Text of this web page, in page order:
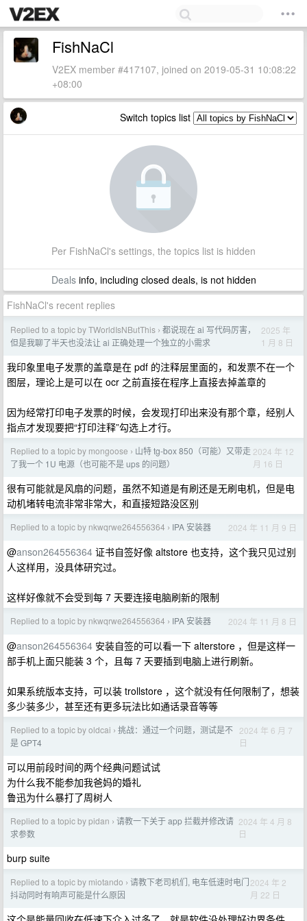
FishNaCl
V2EX member #417107, joined on 2019-05-31 10:08:22
+08:00
Switch topics list
Per FishNaCl's settings, the topics list is hidden
Dealsinfo, including closed deals, is not hidden
FishNaCl's recent replies
Replied to a topic by TWorldIsNButThis › 都说现在 ai 写代码厉害，
但是我聊了半天也没法让 ai 正确处理一个独立的小需求
2025 年
1 月 8 日
我印象里电子发票的盖章是在 pdf 的注释层里面的，和发票不在一个
图层，理论上是可以在 ocr 之前直接在程序上直接去掉盖章的
因为经常打印电子发票的时候，会发现打印出来没有那个章，经别人
指点才发现要把“打印注释”勾选上才行。
Replied to a topic by mongoose › 山特 tg-box 850（可能）又带走
了我一个 1U 电源（也可能不是 ups 的问题）
2024 年 12
月 16 日
很有可能就是风扇的问题，虽然不知道是有刷还是无刷电机，但是电
动机堵转电流非常非常大，和直接短路没区别
Replied to a topic by nkwqrwe264556364 › IPA 安装器 2024 年 11 月 9 日
@anson264556364 证书自签好像 altstore 也支持，这个我只见过别
人这样用，没具体研究过。
这样好像就不会受到每 7 天要连接电脑刷新的限制
Replied to a topic by nkwqrwe264556364 › IPA 安装器 2024 年 11 月 8 日
@anson264556364 安装自签的可以看一下 alterstore ，但是这样一
部手机上面只能装 3 个，且每 7 天要插到电脑上进行刷新。
如果系统版本支持，可以装 trollstore ，这个就没有任何限制了，想装
多少装多少，甚至还有更多玩法比如通话录音等等
Replied to a topic by oldcai › 挑战：通过一个问题，测试是不
是 GPT4
2024 年 6 月 7
日
可以用前段时间的两个经典问题试试
为什么我不能参加我爸妈的婚礼
鲁迅为什么暴打了周树人
Replied to a topic by pidan › 请教一下关于 app 拦截并修改请
求参数
2024 年 4 月 8
日
burp suite
Replied to a topic by miotando › 请教下老司机们, 电车低速时电门
抖动同时有响声可能是什么原因
2024 年 2
月 22 日